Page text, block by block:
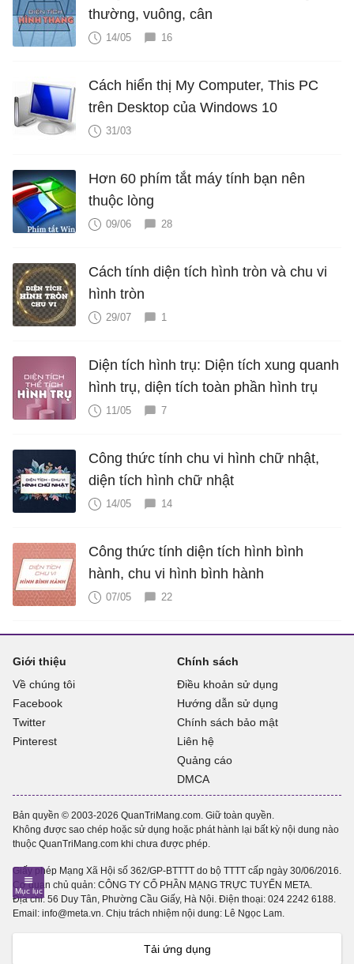
thường, vuông, cân
14/05 16
Cách hiển thị My Computer, This PC
trên Desktop của Windows 10
31/03
Hơn 60 phím tắt máy tính bạn nên
thuộc lòng
09/06 28
Cách tính diện tích hình tròn và chu vi
hình tròn
29/07 1
Diện tích hình trụ: Diện tích xung quanh
hình trụ, diện tích toàn phần hình trụ
11/05 7
Công thức tính chu vi hình chữ nhật,
diện tích hình chữ nhật
14/05 14
Công thức tính diện tích hình bình
hành, chu vi hình bình hành
07/05 22
Giới thiệu
Về chúng tôi
Facebook
Twitter
Pinterest
Chính sách
Điều khoản sử dụng
Hướng dẫn sử dụng
Chính sách bảo mật
Liên hệ
Quảng cáo
DMCA
Bản quyền © 2003-2026 QuanTriMang.com. Giữ toàn quyền.
Không được sao chép hoặc sử dụng hoặc phát hành lại bất kỳ nội dung nào
thuộc QuanTriMang.com khi chưa được phép.
Giấy phép Mạng Xã Hội số 362/GP-BTTTT do bộ TTTT cấp ngày 30/06/2016.
Cơ quan chủ quản: CÔNG TY CỔ PHẦN MẠNG TRỰC TUYẾN META.
Địa chỉ: 56 Duy Tân, Phường Cầu Giấy, Hà Nội. Điện thoại: 024 2242 6188.
Email: info@meta.vn. Chịu trách nhiệm nội dung: Lê Ngọc Lam.
Tải ứng dụng